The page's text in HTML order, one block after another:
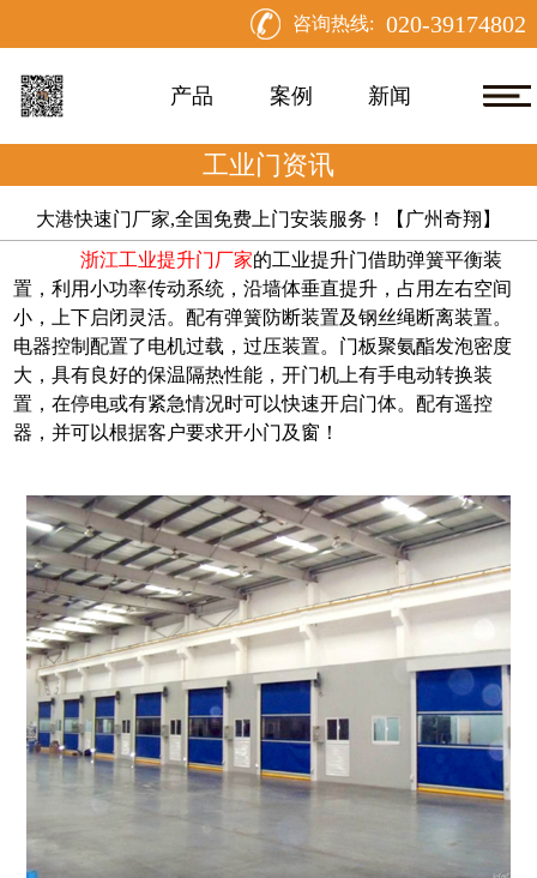
咨询热线: 020-39174802
产品 案例 新闻
工业门资讯
大港快速门厂家,全国免费上门安装服务！【广州奇翔】
浙江工业提升门厂家的工业提升门借助弹簧平衡装
置，利用小功率传动系统，沿墙体垂直提升，占用左右空间
小，上下启闭灵活。配有弹簧防断装置及钢丝绳断离装置。
电器控制配置了电机过载，过压装置。门板聚氨酯发泡密度
大，具有良好的保温隔热性能，开门机上有手电动转换装
置，在停电或有紧急情况时可以快速开启门体。配有遥控
器，并可以根据客户要求开小门及窗！